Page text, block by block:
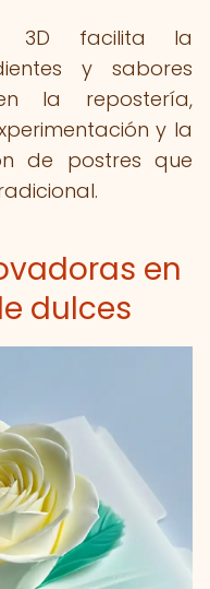
3D facilita la
y sabores
la repostería,
y la
de postres que
en
dulces